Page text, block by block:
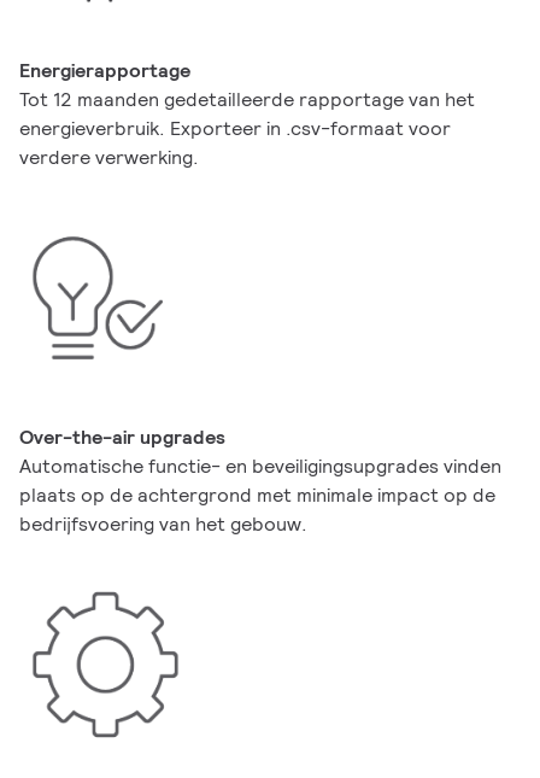
Energierapportage
Tot 12 maanden gedetailleerde rapportage van het
energieverbruik. Exporteer in .csv-formaat voor
verdere verwerking.
Over-the-air upgrades
Automatische functie- en beveiligingsupgrades vinden
plaats op de achtergrond met minimale impact op de
bedrijfsvoering van het gebouw.